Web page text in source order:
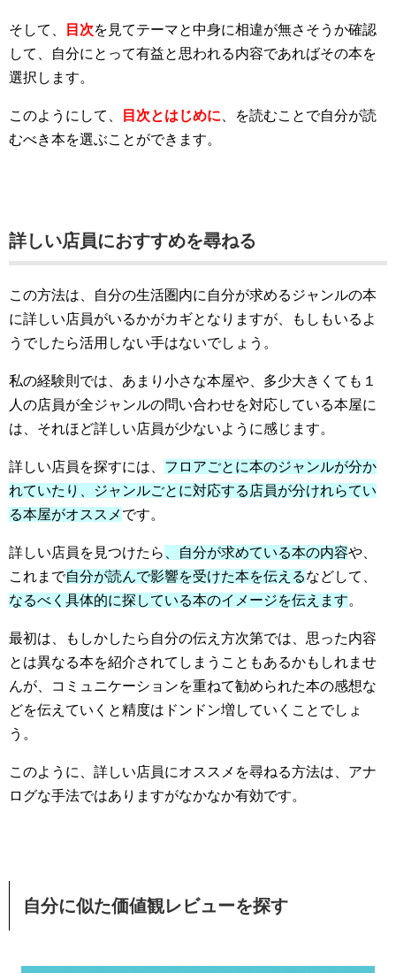
そして、 目次を見てテーマと中身に相違が無さそうか確認
して、自分にとって有益と思われる内容であればその本を
選択します。
このようにして、 目次とはじめに 、を読むことで自分が読
むべき本を選ぶことができます。
詳しい店員におすすめを尋ねる
この方法は、自分の生活圏内に自分が求めるジャンルの本
に詳しい店員がいるかがカギとなりますが、もしもいるよ
うでしたら活用しない手はないでしょう。
私の経験則では、あまり小さな本屋や、多少大きくても１
人の店員が全ジャンルの問い合わせを対応している本屋に
は、それほど詳しい店員が少ないように感じます。
詳しい店員を探すには、 フロアごとに本のジャンルが分か
れていたり、ジャンルごとに対応する店員が分けれらてい
る本屋がオススメ です。
詳しい店員を見つけたら 、自分が求めている本の内容や、
これまで自分が読んで影響を受けた本を伝えるなどして、
なるべく具体的に探している本のイメージを伝えます。
最初は、もしかしたら自分の伝え方次第では、思った内容
とは異なる本を紹介されてしまうこともあるかもしれませ
んが、コミュニケーションを重ねて勧められた本の感想な
どを伝えていくと精度はドンドン増していくことでしょ
う。
このように、詳しい店員にオススメを尋ねる方法は、アナ
ログな手法ではありますがなかなか有効です。
自分に似た価値観レビューを探す